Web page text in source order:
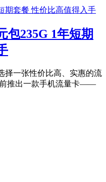
包235G 1年短期
择一张性价比高、实惠的流
推出一款手机流量卡——